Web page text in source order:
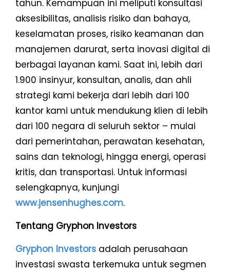
tahun. Kemampuan ini meliputi konsultasi
aksesibilitas, analisis risiko dan bahaya,
keselamatan proses, risiko keamanan dan
manajemen darurat, serta inovasi digital di
berbagai layanan kami. Saat ini, lebih dari
1.900 insinyur, konsultan, analis, dan ahli
strategi kami bekerja dari lebih dari 100
kantor kami untuk mendukung klien di lebih
dari 100 negara di seluruh sektor – mulai
dari pemerintahan, perawatan kesehatan,
sains dan teknologi, hingga energi, operasi
kritis, dan transportasi. Untuk informasi
selengkapnya, kunjungi
www.jensenhughes.com.
Tentang Gryphon Investors
Gryphon Investors adalah perusahaan
investasi swasta terkemuka untuk segmen